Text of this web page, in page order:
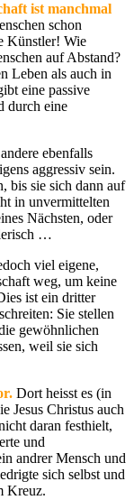
ist manchmal
schon
Künstler! Wie
auf Abstand?
Leben als auch in
eine passive
durch eine
ebenfalls
aggressiv sein.
bis sie sich dann auf
in unvermittelten
Nächsten, oder
…
viel eigene,
weg, um keine
ist ein dritter
Sie stellen
gewöhnlichen
weil sie sich
Dort heisst es (in
Jesus Christus auch
daran festhielt,
und
andrer Mensch und
sich selbst und
Kreuz.